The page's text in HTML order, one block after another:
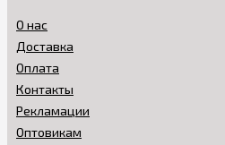
О нас
Доставка
Оплата
Контакты
Рекламации
Оптовикам